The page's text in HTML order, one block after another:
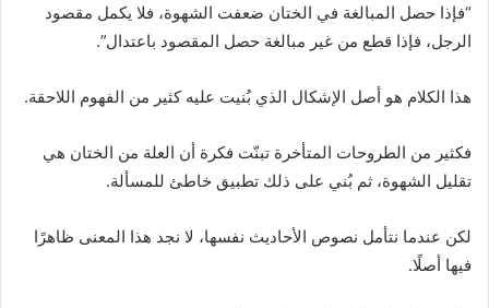
“فإذا حصل المبالغة في الختان ضعفت الشهوة، فلا يكمل مقصود
الرجل، فإذا قطع من غير مبالغة حصل المقصود باعتدال”.
هذا الكلام هو أصل الإشكال الذي بُنيت عليه كثير من الفهوم اللاحقة.
فكثير من الطروحات المتأخرة تبنّت فكرة أن العلة من الختان هي
تقليل الشهوة، ثم بُني على ذلك تطبيق خاطئ للمسألة.
لكن عندما نتأمل نصوص الأحاديث نفسها، لا نجد هذا المعنى ظاهرًا
فيها أصلًا.